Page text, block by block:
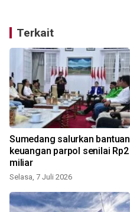
Terkait
Sumedang salurkan bantuan
keuangan parpol senilai Rp2
miliar
Selasa, 7 Juli 2026